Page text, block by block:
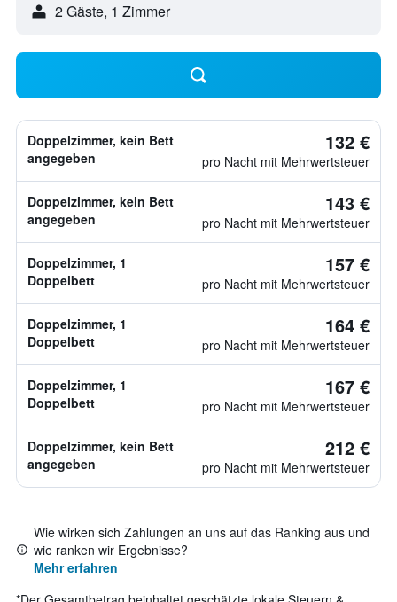
2 Gäste, 1 Zimmer
Doppelzimmer, kein Bett
angegeben
132 €
pro Nacht mit Mehrwertsteuer
Doppelzimmer, kein Bett
angegeben
143 €
pro Nacht mit Mehrwertsteuer
Doppelzimmer, 1
Doppelbett
157 €
pro Nacht mit Mehrwertsteuer
Doppelzimmer, 1
Doppelbett
164 €
pro Nacht mit Mehrwertsteuer
Doppelzimmer, 1
Doppelbett
167 €
pro Nacht mit Mehrwertsteuer
Doppelzimmer, kein Bett
angegeben
212 €
pro Nacht mit Mehrwertsteuer
Wie wirken sich Zahlungen an uns auf das Ranking aus und
wie ranken wir Ergebnisse?
Mehr erfahren